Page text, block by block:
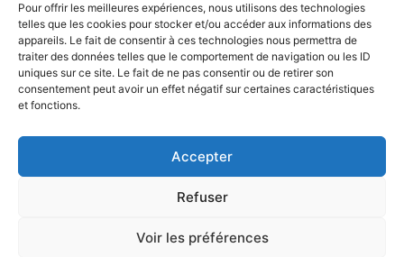
Pour offrir les meilleures expériences, nous utilisons des technologies
telles que les cookies pour stocker et/ou accéder aux informations des
appareils. Le fait de consentir à ces technologies nous permettra de
traiter des données telles que le comportement de navigation ou les ID
uniques sur ce site. Le fait de ne pas consentir ou de retirer son
consentement peut avoir un effet négatif sur certaines caractéristiques
et fonctions.
Accepter
Refuser
Voir les préférences
© Gouvernement du Québec, 2026
Plan du site
Accessibilité
Accès à l'information
Déclaration de services